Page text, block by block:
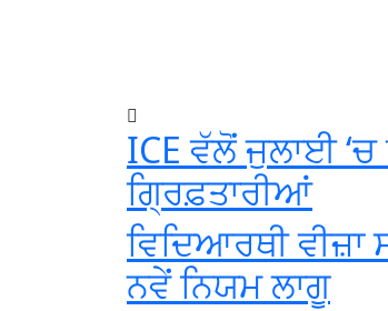
ICE ਵੱਲੋਂ ਜੁਲਾਈ ‘ਚ
ਗ੍ਰਿਫ਼ਤਾਰੀਆਂ
ਵਿਦਿਆਰਥੀ
ਨਵੇਂ ਨਿਯਮ ਲਾਗੂ